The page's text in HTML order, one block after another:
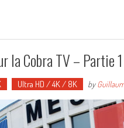
la Cobra TV – Partie 1
Ultra HD / 4K / 8K by